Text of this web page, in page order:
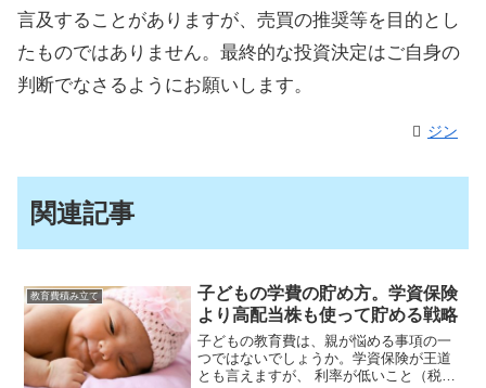
言及することがありますが、売買の推奨等を目的とし
たものではありません。最終的な投資決定はご自身の
判断でなさるようにお願いします。
ジン
関連記事
教育費積み立て
子どもの学費の貯め方。学資保険
より高配当株も使って貯める戦略
子どもの教育費は、親が悩める事項の一
つではないでしょうか。学資保険が王道
とも言えますが、 利率が低いこと（税引